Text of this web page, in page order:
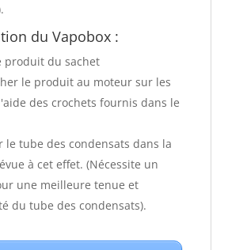
du Vapobox :
produit du sachet
le produit au moteur sur les
des crochets fournis dans le
le tube des condensats dans la
à cet effet. (Nécessite un
une meilleure tenue et
du tube des condensats).